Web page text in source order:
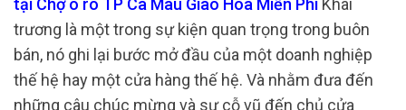
trương là một trong sự kiện quan trọng trong buôn
bán, nó ghi lại bước mở đầu của một doanh nghiệp
thế hệ hay một cửa hàng thế hệ. Và nhằm đưa đến
những câu chúc mừng và sự cỗ vũ đến chủ cửa